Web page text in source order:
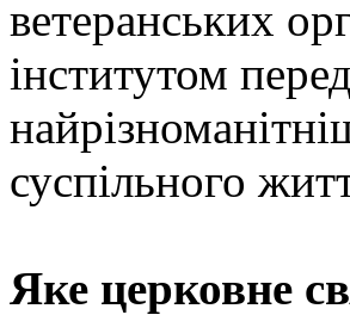
ветеранських
інститутом
суспільного
Яке церковне